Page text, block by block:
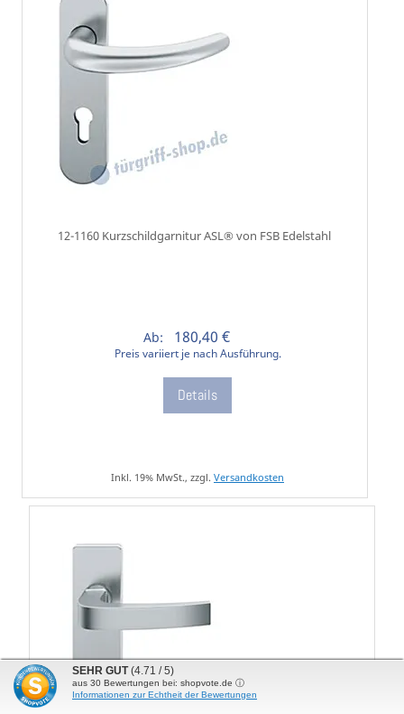
12-1160 Kurzschildgarnitur ASL® von FSB Edelstahl
Ab: 180,40 €
Preis variiert je nach Ausführung.
Details
Inkl. 19% MwSt., zzgl. Versandkosten
SEHR GUT (4.71 / 5)
aus 30 Bewertungen bei: shopvote.de ⓘ
Informationen zur Echtheit der Bewertungen